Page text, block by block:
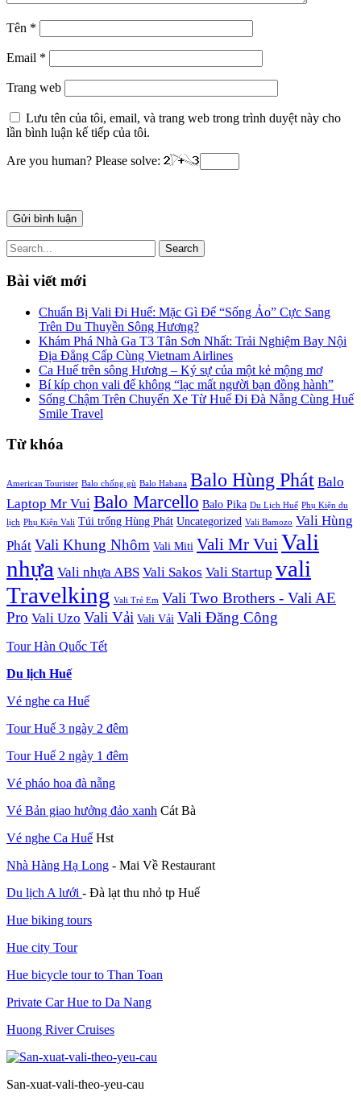
Tên *
Email *
Trang web
Lưu tên của tôi, email, và trang web trong trình duyệt này cho
lần bình luận kế tiếp của tôi.
Are you human? Please solve:
Search
Bài viết mới
Chuẩn Bị Vali Đi Huế: Mặc Gì Để “Sống Ảo” Cực Sang
Trên Du Thuyền Sông Hương?
Khám Phá Nhà Ga T3 Tân Sơn Nhất: Trải Nghiệm Bay Nội
Địa Đẳng Cấp Cùng Vietnam Airlines
Ca Huế trên sông Hương – Ký sự của một kẻ mộng mơ
Bí kíp chọn vali để không “lạc mất người bạn đồng hành”
Sống Chậm Trên Chuyến Xe Từ Huế Đi Đà Nẵng Cùng Huế
Smile Travel
Từ khóa
American Tourister Balo chống gù Balo Habana Balo Hùng Phát Balo
Laptop Mr Vui Balo Marcello Balo Pika Du Lịch Huế Phụ Kiện du
lịch Phụ Kiện Vali Túi trống Hùng Phát Uncategorized Vali Bamozo Vali Hùng
Phát Vali Khung Nhôm Vali Miti Vali Mr Vui Vali
nhựa Vali nhựa ABS Vali Sakos Vali Startup vali
Travelking Vali Trẻ Em Vali Two Brothers - Vali AE
Pro Vali Uzo Vali Vải Vali Vải Vali Đăng Công
Tour Hàn Quốc Tết
Du lịch Huế
Vé nghe ca Huế
Tour Huế 3 ngày 2 đêm
Tour Huế 2 ngày 1 đêm
Vé pháo hoa đà nẵng
Vé Bản giao hưởng đảo xanh Cát Bà
Vé nghe Ca Huế Hst
Nhà Hàng Hạ Long - Mai Về Restaurant
Du lịch A lưới - Đà lạt thu nhỏ tp Huế
Hue biking tours
Hue city Tour
Hue bicycle tour to Than Toan
Private Car Hue to Da Nang
Huong River Cruises
San-xuat-vali-theo-yeu-cau